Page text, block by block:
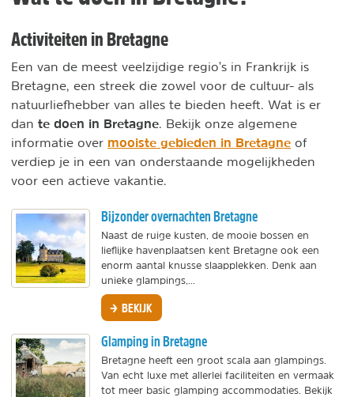
Activiteiten in Bretagne
Een van de meest veelzijdige regio's in Frankrijk is
Bretagne, een streek die zowel voor de cultuur- als
natuurliefhebber van alles te bieden heeft. Wat is er
dan te doen in Bretagne . Bekijk onze algemene
informatie over mooiste gebieden in Bretagne of
verdiep je in een van onderstaande mogelijkheden
voor een actieve vakantie.
Bijzonder overnachten Bretagne
Naast de ruige kusten, de mooie bossen en
lieflijke havenplaatsen kent Bretagne ook een
enorm aantal knusse slaapplekken. Denk aan
unieke glampings,...
BEKIJK
Glamping in Bretagne
Bretagne heeft een groot scala aan glampings.
Van echt luxe met allerlei faciliteiten en vermaak
tot meer basic glamping accommodaties. Bekijk